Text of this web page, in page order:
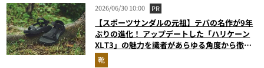
2026/06/30 10:00 PR
【スポーツサンダルの元祖】テバの名作が9年
ぶりの進化！ アップデートした「ハリケーン
XLT3」の魅力を識者があらゆる角度から徹底
解説！
靴